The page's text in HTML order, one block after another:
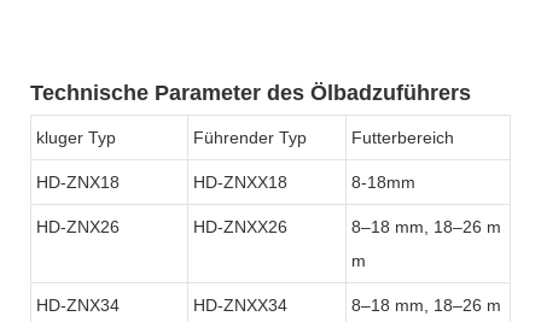
Technische Parameter des Ölbadzuführers
kluger Typ Führender Typ Futterbereich
HD-ZNX18 HD-ZNXX18 8-18mm
HD-ZNX26 HD-ZNXX26
8–18 mm, 18–26 m
m
HD-ZNX34 HD-ZNXX34
8–18 mm, 18–26 m